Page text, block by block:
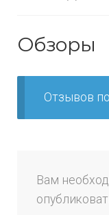
Обзоры
Отзывов
Вам